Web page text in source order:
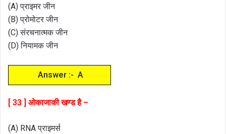
(A) प्राइमर जीन
(B) प्रोमोटर जीन
(C) संरचनात्मक जीन
(D) नियामक जीन
Answer :- A
[ 33 ] ओकाजाकी खण्ड है –
(A) RNA प्राइमर्स